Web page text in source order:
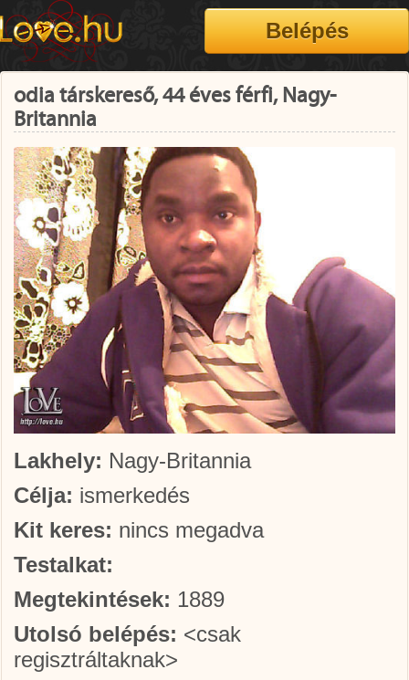
odia társkereső, 44 éves férfi, Nagy-
Britannia
Lakhely: Nagy-Britannia
Célja: ismerkedés
Kit keres: nincs megadva
Testalkat:
Megtekintések: 1889
Utolsó belépés: <csak
regisztráltaknak>